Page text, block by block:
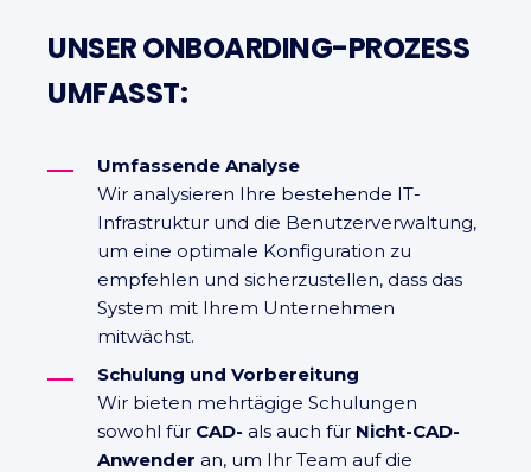
UNSER ONBOARDING-PROZESS
UMFASST:
Umfassende Analyse
Wir analysieren Ihre bestehende IT-
Infrastruktur und die Benutzerverwaltung,
um eine optimale Konfiguration zu
empfehlen und sicherzustellen, dass das
System mit Ihrem Unternehmen
mitwächst.
Schulung und Vorbereitung
Wir bieten mehrtägige Schulungen
sowohl für CAD- als auch für Nicht-CAD-
Anwender an, um Ihr Team auf die